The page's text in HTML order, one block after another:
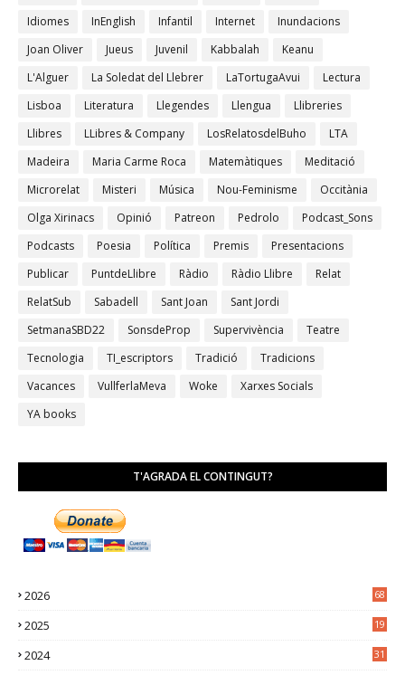
Idiomes
InEnglish Infantil Internet
Inundacions
Joan Oliver
Jueus Juvenil Kabbalah
Keanu
L'Alguer
La Soledat del Llebrer LaTortugaAvui
Lectura
Lisboa
Literatura Llegendes Llengua
Llibreries
Llibres
LLibres & Company LosRelatosdelBuho
LTA
Madeira
Maria Carme Roca Matemàtiques
Meditació
Microrelat
Misteri Música Nou-Feminisme
Occitània
Olga Xirinacs
Opinió Patreon Pedrolo
Podcast_Sons
Podcasts
Poesia Política Premis
Presentacions
Publicar
PuntdeLlibre Ràdio Ràdio Llibre
Relat
RelatSub
Sabadell Sant Joan
Sant Jordi
SetmanaSBD22
SonsdeProp Supervivència
Teatre
Tecnologia
TI_escriptors Tradició
Tradicions
Vacances
VullferlaMeva Woke
Xarxes Socials
YA books
T'AGRADA EL CONTINGUT?
2026 68
2025
19
2024
31